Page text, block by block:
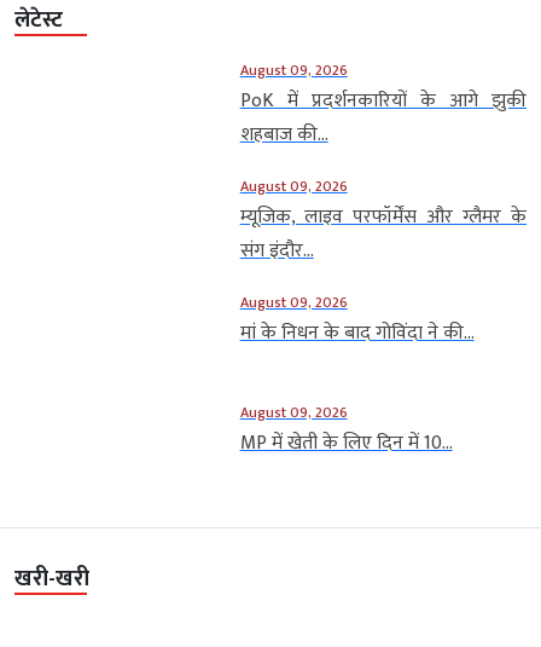
लेटेस्ट
August 09, 2026
PoK में प्रदर्शनकारियों के आगे झुकी
शहबाज की...
August 09, 2026
म्यूजिक, लाइव परफॉर्मेंस और ग्लैमर के
संग इंदौर...
August 09, 2026
मां के निधन के बाद गोविंदा ने की...
August 09, 2026
MP में खेती के लिए दिन में 10...
खरी-खरी